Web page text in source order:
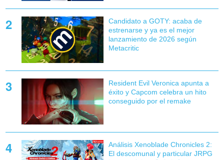
Candidato a GOTY: acaba de
estrenarse y ya es el mejor
lanzamiento de 2026 según
Metacritic
Resident Evil Veronica apunta a
éxito y Capcom celebra un hito
conseguido por el remake
Análisis Xenoblade Chronicles 2:
El descomunal y particular JRPG